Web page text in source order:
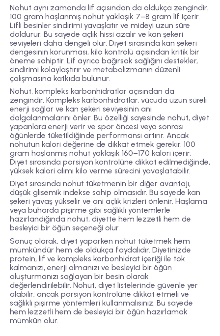
Nohut aynı zamanda lif açısından da oldukça zengindir.
100 gram haşlanmış nohut yaklaşık 7–8 gram lif içerir.
Lifli besinler sindirimi yavaşlatır ve mideyi uzun süre
doldurur. Bu sayede açlık hissi azalır ve kan şekeri
seviyeleri daha dengeli olur. Diyet sırasında kan şekeri
dengesinin korunması, kilo kontrolü açısından kritik bir
öneme sahiptir. Lif ayrıca bağırsak sağlığını destekler,
sindirimi kolaylaştırır ve metabolizmanın düzenli
çalışmasına katkıda bulunur.
Nohut, kompleks karbonhidratlar açısından da
zengindir. Kompleks karbonhidratlar, vücuda uzun süreli
enerji sağlar ve kan şekeri seviyesinin ani
dalgalanmalarını önler. Bu özelliği sayesinde nohut, diyet
yapanlara enerji verir ve spor öncesi veya sonrası
öğünlerde tüketildiğinde performansı artırır. Ancak
nohutun kalori değerine de dikkat etmek gerekir. 100
gram haşlanmış nohut yaklaşık 160–170 kalori içerir.
Diyet sırasında porsiyon kontrolüne dikkat edilmediğinde,
yüksek kalori alımı kilo verme sürecini yavaşlatabilir.
Diyet sırasında nohut tüketmenin bir diğer avantajı,
düşük glisemik indekse sahip olmasıdır. Bu sayede kan
şekeri yavaş yükselir ve ani açlık krizleri önlenir. Haşlama
veya buharda pişirme gibi sağlıklı yöntemlerle
hazırlandığında nohut, diyette hem lezzetli hem de
besleyici bir öğün seçeneği olur.
Sonuç olarak, diyet yaparken nohut tüketmek hem
mümkündür hem de oldukça faydalıdır. Diyetinizde
protein, lif ve kompleks karbonhidrat içeriği ile tok
kalmanızı, enerji almanızı ve besleyici bir öğün
oluşturmanızı sağlayan bir besin olarak
değerlendirilebilir. Nohut, diyet listelerinde güvenle yer
alabilir; ancak porsiyon kontrolüne dikkat etmeli ve
sağlıklı pişirme yöntemleri kullanmalısınız. Bu sayede
hem lezzetli hem de besleyici bir öğün hazırlamak
mümkün olur.